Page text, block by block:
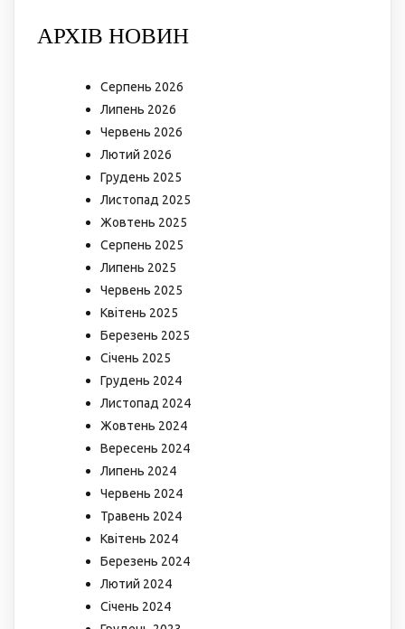
АРХІВ НОВИН
Серпень 2026
Липень 2026
Червень 2026
Лютий 2026
Грудень 2025
Листопад 2025
Жовтень 2025
Серпень 2025
Липень 2025
Червень 2025
Квітень 2025
Березень 2025
Січень 2025
Грудень 2024
Листопад 2024
Жовтень 2024
Вересень 2024
Липень 2024
Червень 2024
Травень 2024
Квітень 2024
Березень 2024
Лютий 2024
Січень 2024